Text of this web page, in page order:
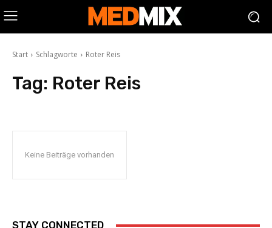
Start Schlagworte Roter Reis
Tag: Roter Reis
Keine Beiträge vorhanden
STAY CONNECTED